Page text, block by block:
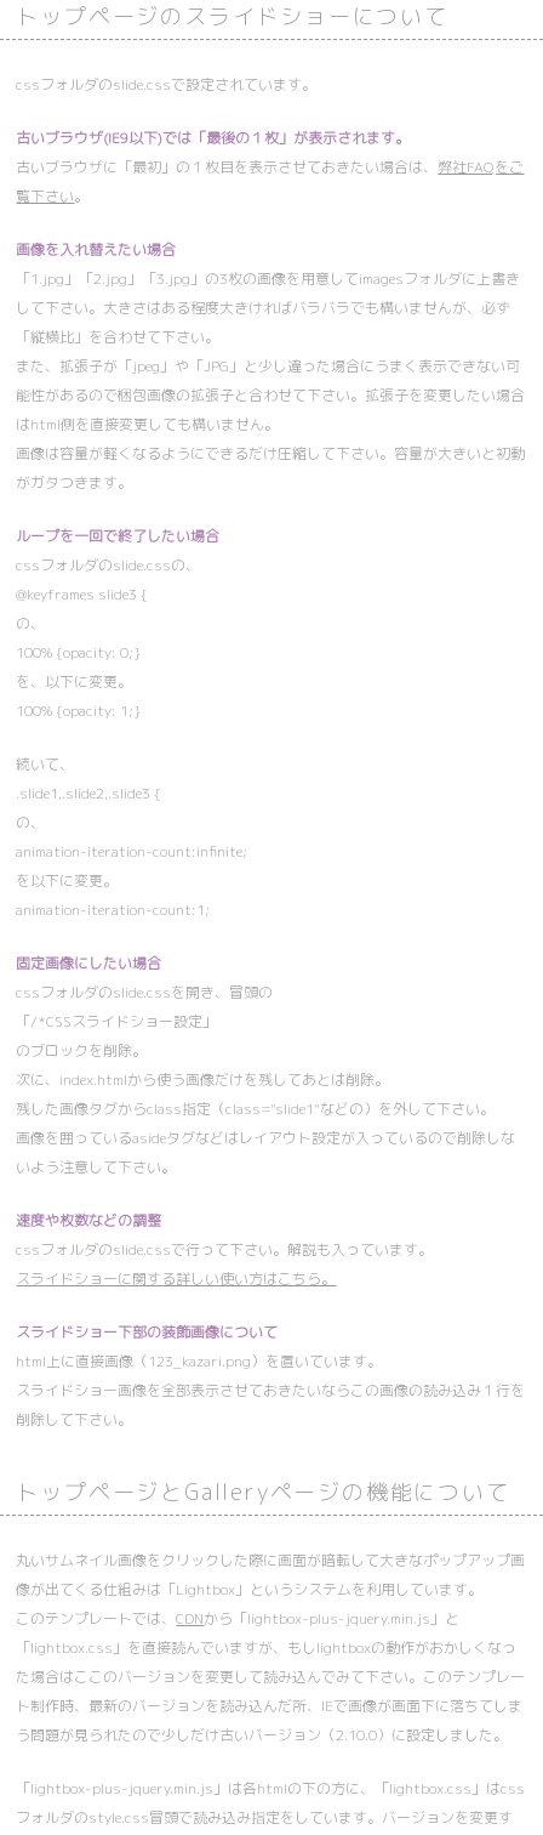
トップページのスライドショーについて
cssフォルダのslide.cssで設定されています。
古いブラウザ(IE9以下)では「最後の１枚」が表示されます。
古いブラウザに「最初」の１枚目を表示させておきたい場合は、 弊社FAQをご
覧下さい。
画像を入れ替えたい場合
「1.jpg」「2.jpg」「3.jpg」の3枚の画像を用意してimagesフォルダに上書き
して下さい。大きさはある程度大きければバラバラでも構いませんが、必ず
「縦横比」を合わせて下さい。
また、拡張子が「jpeg」や「JPG」と少し違った場合にうまく表示できない可
能性があるので梱包画像の拡張子と合わせて下さい。拡張子を変更したい場合
はhtml側を直接変更しても構いません。
画像は容量が軽くなるようにできるだけ圧縮して下さい。容量が大きいと初動
がガタつきます。
ループを一回で終了したい場合
cssフォルダのslide.cssの、
@keyframes slide3 {
の、
100% {opacity: 0;}
を、以下に変更。
100% {opacity: 1;}
続いて、
.slide1,.slide2,.slide3 {
の、
animation-iteration-count:infinite;
を以下に変更。
animation-iteration-count:1;
固定画像にしたい場合
cssフォルダのslide.cssを開き、冒頭の
「/*CSSスライドショー設定」
のブロックを削除。
次に、index.htmlから使う画像だけを残してあとは削除。
残した画像タグからclass指定（class="slide1"などの）を外して下さい。
画像を囲っているasideタグなどはレイアウト設定が入っているので削除しな
いよう注意して下さい。
速度や枚数などの調整
cssフォルダのslide.cssで行って下さい。解説も入っています。
スライドショーに関する詳しい使い方はこちら。
スライドショー下部の装飾画像について
html上に直接画像（123_kazari.png）を置いています。
スライドショー画像を全部表示させておきたいならこの画像の読み込み１行を
削除して下さい。
トップページとGalleryページの機能について
丸いサムネイル画像をクリックした際に画面が暗転して大きなポップアップ画
像が出てくる仕組みは「Lightbox」というシステムを利用しています。
このテンプレートでは、CDNから「lightbox-plus-jquery.min.js」と
「lightbox.css」を直接読んでいますが、もしlightboxの動作がおかしくなっ
た場合はここのバージョンを変更して読み込んでみて下さい。このテンプレー
ト制作時、最新のバージョンを読み込んだ所、IEで画像が画面下に落ちてしま
う問題が見られたので少しだけ古いバージョン（2.10.0）に設定しました。
「lightbox-plus-jquery.min.js」は各htmlの下の方に、「lightbox.css」はcss
フォルダのstyle.css冒頭で読み込み指定をしています。バージョンを変更す